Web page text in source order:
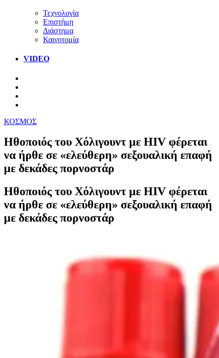
Τεχνολογία
Επιστήμη
Διάστημα
Καινοτομία
VIDEO
ΚΟΣΜΟΣ
Ηθοποιός του Χόλιγουντ με HIV φέρεται
να ήρθε σε «ελεύθερη» σεξουαλική επαφή
με δεκάδες πορνοστάρ
Ηθοποιός του Χόλιγουντ με HIV φέρεται
να ήρθε σε «ελεύθερη» σεξουαλική επαφή
με δεκάδες πορνοστάρ